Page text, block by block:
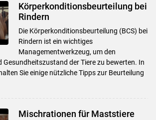
Körperkonditionsbeurteilung bei
Rindern
Die Körperkonditionsbeurteilung (BCS) bei
Rindern ist ein wichtiges
Managementwerkzeug, um den
Gesundheitszustand der Tiere zu bewerten. In
Sie einige nützliche Tipps zur Beurteilung
Mischrationen für Maststiere